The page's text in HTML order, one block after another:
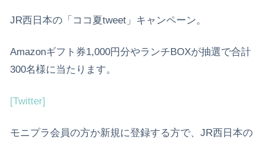
JR西日本の「ココ夏tweet」キャンペーン。
Amazonギフト券1,000円分やランチBOXが抽選で合計
300名様に当たります。
[Twitter]
モニプラ会員の方か新規に登録する方で、JR西日本の